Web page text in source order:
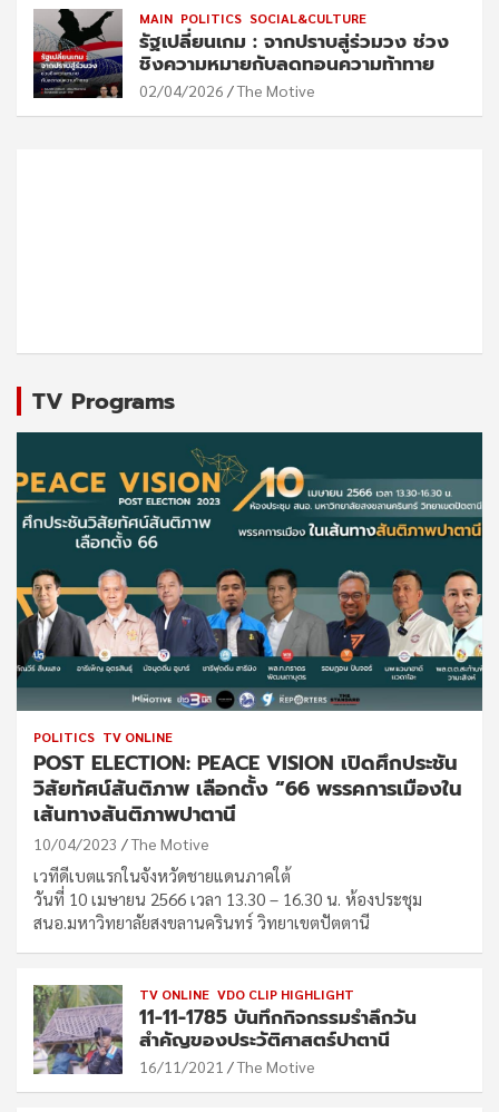
MAIN POLITICS SOCIAL&CULTURE
รัฐเปลี่ยนเกม : จากปราบสู่ร่วมวง ช่วง
ชิงความหมายกับลดทอนความท้าทาย
02/04/2026 The Motive
TV Programs
POLITICS TV ONLINE
POST ELECTION: PEACE VISION เปิดศึกประชัน
วิสัยทัศน์สันติภาพ เลือกตั้ง “66 พรรคการเมืองใน
เส้นทางสันติภาพปาตานี
10/04/2023 The Motive
เวทีดีเบตแรกในจังหวัดชายแดนภาคใต้
วันที่ 10 เมษายน 2566 เวลา 13.30 – 16.30 น. ห้องประชุม
สนอ.มหาวิทยาลัยสงขลานครินทร์ วิทยาเขตปัตตานี
TV ONLINE VDO CLIP HIGHLIGHT
11-11-1785 บันทึกกิจกรรมรำลึกวัน
สำคัญของประวัติศาสตร์ปาตานี
16/11/2021 The Motive